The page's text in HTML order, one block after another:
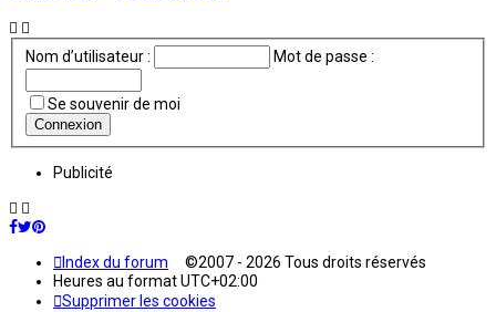
Nom d’utilisateur : Mot de passe :
Se souvenir de moi
Publicité
Index du forum ©2007 - 2026 Tous droits réservés
Heures au formatUTC+02:00
Supprimer les cookies